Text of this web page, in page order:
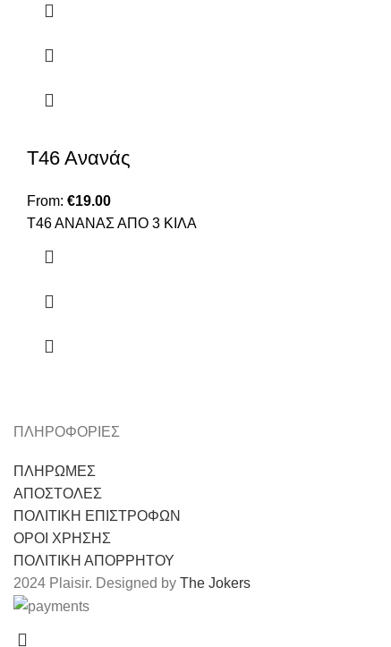
Τ46 Ανανάς
From: €19.00
Τ46 ΑΝΑΝΑΣ ΑΠΟ 3 ΚΙΛΑ
ΠΛΗΡΟΦΟΡΙΕΣ
ΠΛΗΡΩΜΕΣ
ΑΠΟΣΤΟΛΕΣ
ΠΟΛΙΤΙΚΗ ΕΠΙΣΤΡΟΦΩΝ
ΟΡΟΙ ΧΡΗΣΗΣ
ΠΟΛΙΤΙΚΗ ΑΠΟΡΡΗΤΟΥ
2024 Plaisir. Designed by The Jokers